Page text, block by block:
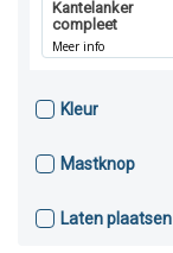
Kantelanker
compleet
Meer info
Kleur
Mastknop
Laten plaatsen